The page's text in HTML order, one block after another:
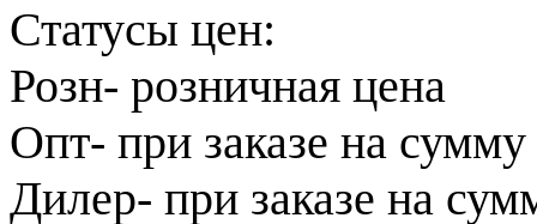
Статусы цен:
Розн- розничная цена
Опт- при заказе на
Дилер- при заказе на